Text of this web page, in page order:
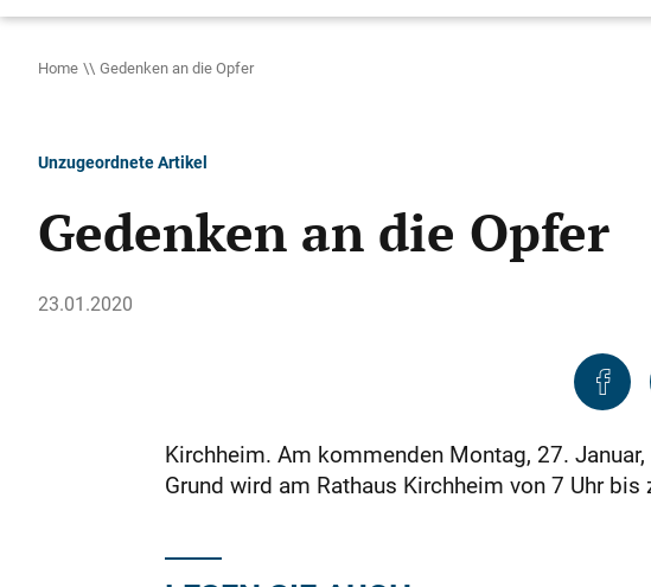
Home Gedenken an die Opfer
Unzugeordnete Artikel
Gedenken an die Opfer
23.01.2020
Kirchheim. Am kommenden Montag, 27.
Grund wird am Rathaus Kirchheim von 7 Uhr